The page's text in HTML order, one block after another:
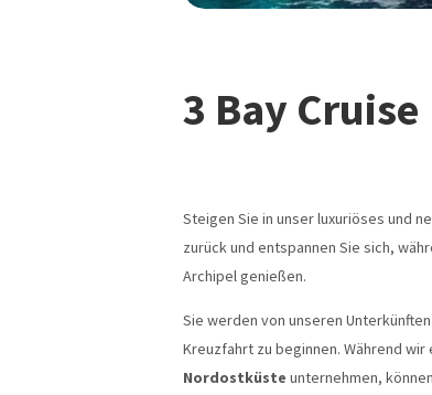
3 Bay Cruise
Steigen Sie in unser luxuriöses und
zurück und entspannen Sie sich,
Archipel genießen.
Sie werden von unseren
Kreuzfahrt zu beginnen. Während
Nordostküste unternehmen,